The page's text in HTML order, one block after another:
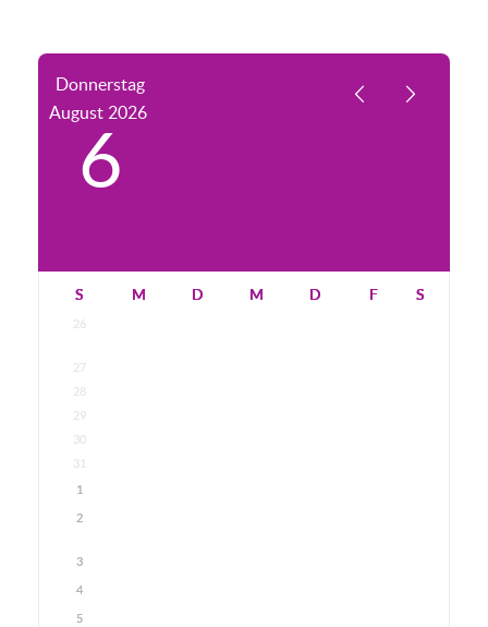
Donnerstag
August 2026
6
S M D M D F S
26
27
28
29
30
31
1
2
3
4
5